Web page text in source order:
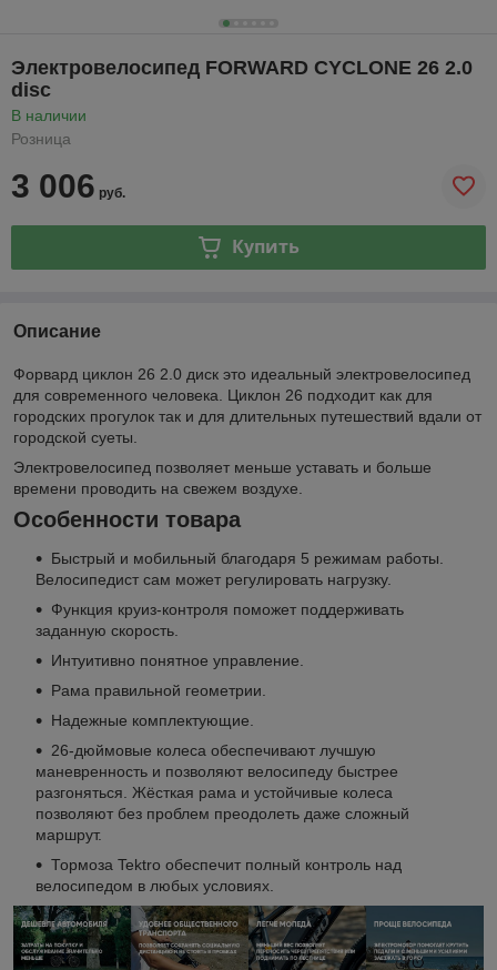
Электровелосипед FORWARD CYCLONE 26 2.0
disc
В наличии
Розница
3 006 руб.
Купить
Описание
Форвард циклон 26 2.0 диск это идеальный электровелосипед
для современного человека. Циклон 26 подходит как для
городских прогулок так и для длительных путешествий вдали от
городской суеты.
Электровелосипед позволяет меньше уставать и больше
времени проводить на свежем воздухе.
Особенности товара
Быстрый и мобильный благодаря 5 режимам работы.
Велосипедист сам может регулировать нагрузку.
Функция круиз-контроля поможет поддерживать
заданную скорость.
Интуитивно понятное управление.
Рама правильной геометрии.
Надежные комплектующие.
26-дюймовые колеса обеспечивают лучшую
маневренность и позволяют велосипеду быстрее
разгоняться. Жёсткая рама и устойчивые колеса
позволяют без проблем преодолеть даже сложный
маршрут.
Тормоза Tektro обеспечит полный контроль над
велосипедом в любых условиях.